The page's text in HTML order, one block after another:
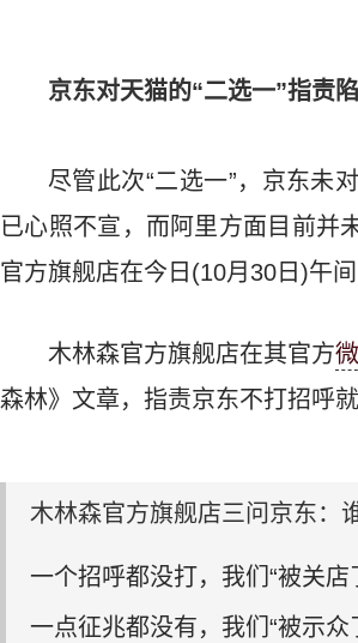
京东对天猫的“二选一”指责
尽管此次“二选一”，京东未
已心照不宣，而阿里方面目前并
官方旗舰店在今日(10月30日)午间
木林森官方旗舰店在其官方
森林》文章，指责京东不打招呼
木林森官方旗舰店三问京东：
一个招呼都没打，我们“被关店
一点征兆都没有，我们“被示众